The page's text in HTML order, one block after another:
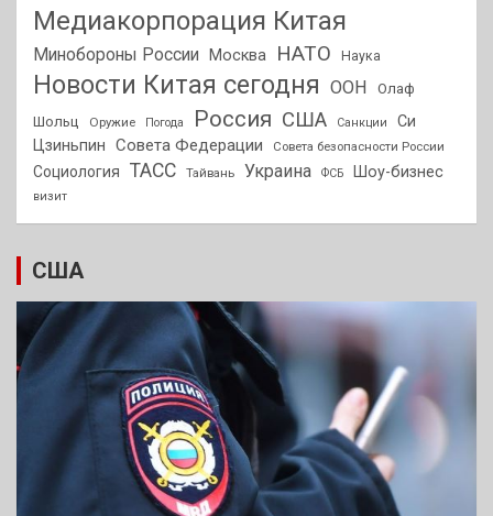
Медиакорпорация Китая
Минобороны России Москва НАТО Наука
Новости Китая сегодня ООН
Олаф
Шольц
Оружие Погода Россия США Санкции
Си
Цзиньпин Совета Федерации Совета безопасности России
Социология ТАСС Тайвань Украина ФСБ Шоу-бизнес
визит
США